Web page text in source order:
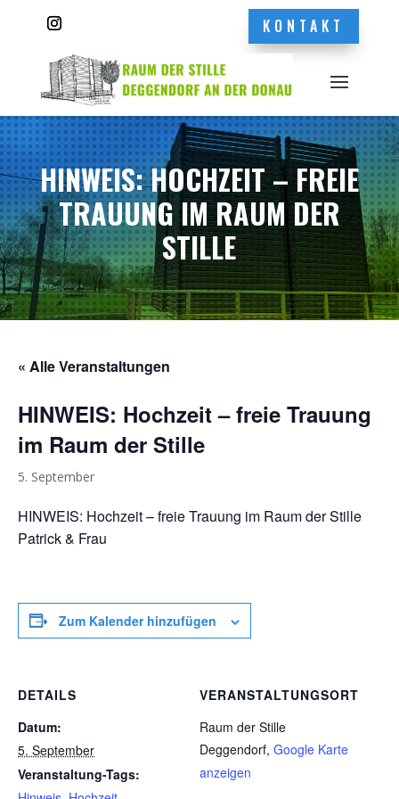
KONTAKT
HINWEIS: HOCHZEIT – FREIE
TRAUUNG IM RAUM DER
STILLE
« Alle Veranstaltungen
HINWEIS: Hochzeit – freie Trauung
im Raum der Stille
5. September
HINWEIS: Hochzeit – freie Trauung im Raum der Stille
Patrick & Frau
Zum Kalender hinzufügen
DETAILS
Datum:
5. September
Veranstaltung-Tags:
VERANSTALTUNGSORT
Raum der Stille
Deggendorf, Google Karte
anzeigen